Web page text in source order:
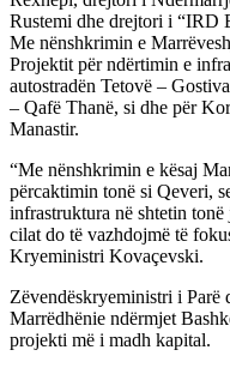
Rustemi dhe drejtori i
Me nënshkrimin e
Projektit për ndërtimin e
autostradën Tetovë –
– Qafë Thanë, si dhe për
Manastir.
“Me nënshkrimin e kësaj
përcaktimin tonë si Qeveri,
infrastruktura në shtetin
cilat do të vazhdojmë të
Kryeministri Kovaçevski.
Zëvendëskryeministri i Parë
Marrëdhënie ndërmjet
projekti më i madh kapital.